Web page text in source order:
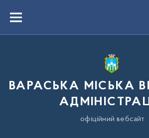
вмістуMenu
ВАРАСЬКА МІСЬКА
офіційний вебсайт